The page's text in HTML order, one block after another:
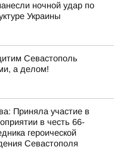
ночной удар по
Украины
Севастополь
а делом!
Приняла участие в
в честь 66-
героической
Севастополя